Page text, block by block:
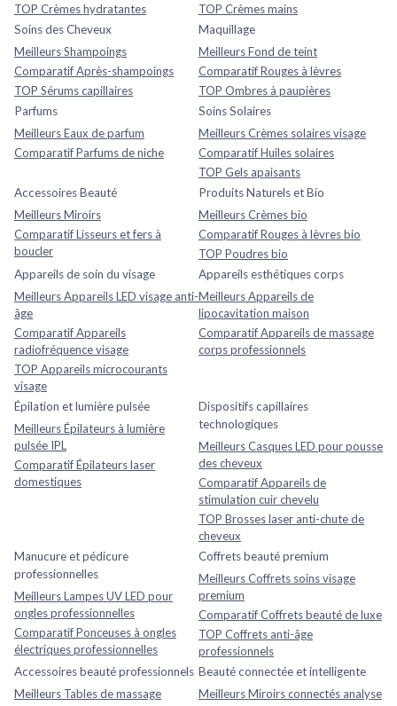
TOP Crèmes hydratantes
TOP Crèmes mains
Soins des Cheveux
Meilleurs Shampoings
Comparatif Après-shampoings
TOP Sérums capillaires
Maquillage
Meilleurs Fond de teint
Comparatif Rouges à lèvres
TOP Ombres à paupières
Parfums
Meilleurs Eaux de parfum
Comparatif Parfums de niche
Soins Solaires
Meilleurs Crèmes solaires visage
Comparatif Huiles solaires
TOP Gels apaisants
Accessoires Beauté
Meilleurs Miroirs
Comparatif Lisseurs et fers à
boucler
Produits Naturels et Bio
Meilleurs Crèmes bio
Comparatif Rouges à lèvres bio
TOP Poudres bio
Appareils de soin du visage
Meilleurs Appareils LED visage anti-
âge
Comparatif Appareils
radiofréquence visage
TOP Appareils microcourants
visage
Appareils esthétiques corps
Meilleurs Appareils de
lipocavitation maison
Comparatif Appareils de massage
corps professionnels
Épilation et lumière pulsée
Meilleurs Épilateurs à lumière
pulsée IPL
Comparatif Épilateurs laser
domestiques
Dispositifs capillaires
technologiques
Meilleurs Casques LED pour pousse
des cheveux
Comparatif Appareils de
stimulation cuir chevelu
TOP Brosses laser anti-chute de
cheveux
Manucure et pédicure
professionnelles
Meilleurs Lampes UV LED pour
ongles professionnelles
Comparatif Ponceuses à ongles
électriques professionnelles
Coffrets beauté premium
Meilleurs Coffrets soins visage
premium
Comparatif Coffrets beauté de luxe
TOP Coffrets anti-âge
professionnels
Accessoires beauté professionnels
Meilleurs Tables de massage
Beauté connectée et intelligente
Meilleurs Miroirs connectés analyse